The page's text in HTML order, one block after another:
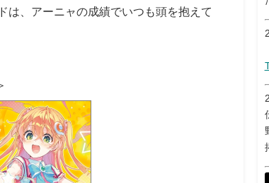
、アーニャの成績でいつも頭を抱えて